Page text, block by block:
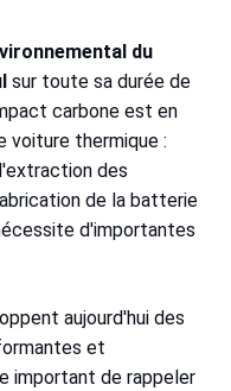
du
sur toute sa durée de
carbone est en
voiture thermique :
des
de la batterie
d'importantes
aujourd'hui des
et
important de rappeler